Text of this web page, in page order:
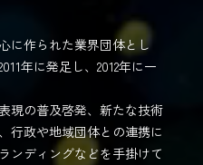
に作られた業界団体とし
年に発足し、2012年に一
現の普及啓発、新たな技術
行政や地域団体との連携に
ンディングなどを手掛けて